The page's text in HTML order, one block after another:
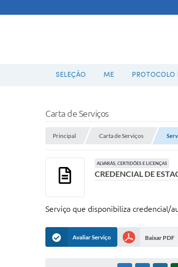
SELEÇÃO ME PROTOCOLO
Carta de Serviços
Principal Carta de Serviços
ALVARÁS, CERTIDÕES E LICENÇAS
CREDENCIAL DE
Serviço que disponibiliza credencial/
Avaliar Serviço Baixar PDF